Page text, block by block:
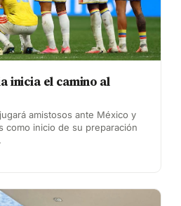
inicia el camino al
amistosos ante México y
como inicio de su preparación